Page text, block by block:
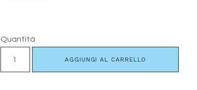
Quantità
AGGIUNGI AL CARRELLO